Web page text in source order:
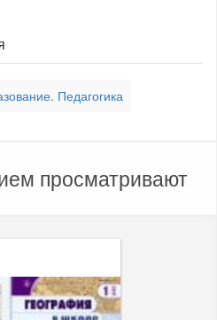
Педагогика
просматривают